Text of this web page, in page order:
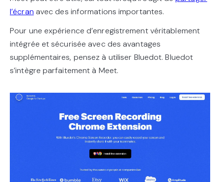
l’écran avec des informations importantes.
Pour une expérience d’enregistrement véritablement
intégrée et sécurisée avec des avantages
supplémentaires, pensez à utiliser Bluedot. Bluedot
s’intègre parfaitement à Meet.